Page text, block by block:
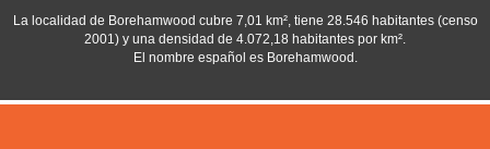
La localidad de Borehamwood cubre 7,01 km², tiene 28.546 habitantes (censo
2001) y una densidad de 4.072,18 habitantes por km².
El nombre español es Borehamwood.